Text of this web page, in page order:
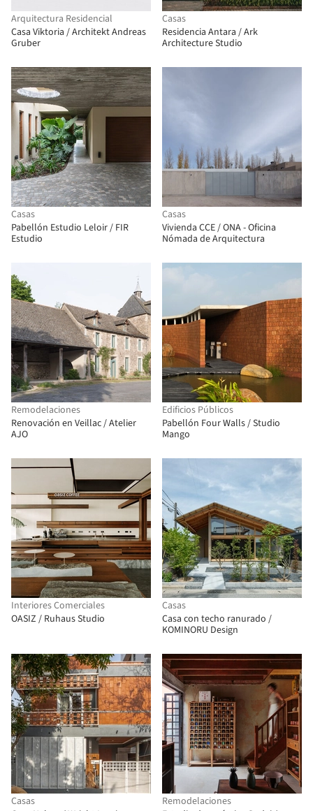
Arquitectura Residencial
Casa Viktoria / Architekt Andreas
Gruber
Casas
Residencia Antara / Ark
Architecture Studio
Casas
Pabellón Estudio Leloir / FIR
Estudio
Casas
Vivienda CCE / ONA - Oficina
Nómada de Arquitectura
Remodelaciones
Renovación en Veillac / Atelier
AJO
Edificios Públicos
Pabellón Four Walls / Studio
Mango
Interiores Comerciales
OASIZ / Ruhaus Studio
Casas
Casa con techo ranurado /
KOMINORU Design
Casas
Remodelaciones